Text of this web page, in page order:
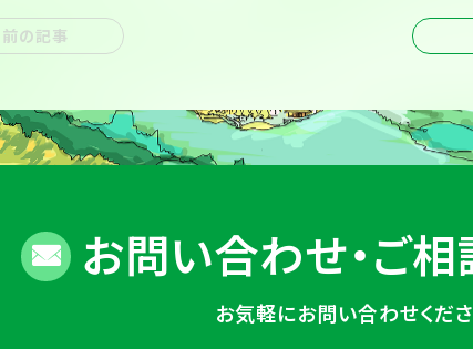
前の記事
お問い合わせ・ご相
お気軽にお問い合わせくだ